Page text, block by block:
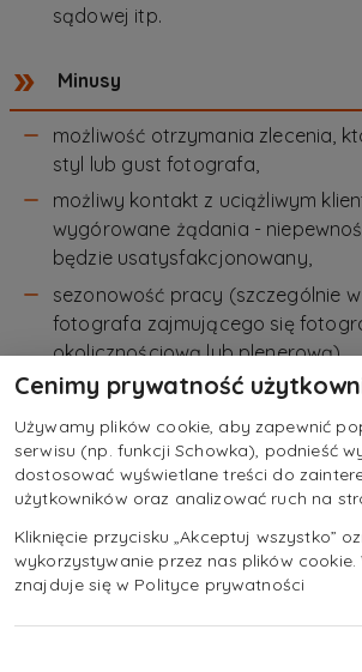
sądowej itp.
Minusy
możliwość otrzymania zlecenia,
styl lub gust fotografa,
możliwy kontakt z uciążliwym
wygórowane żądania -
będzie usatysfakcjonowany,
sezonowość pracy (szczególnie
fotografa zajmującego się
okolicznościową lub plenerową),
niepewne zarobki, brak stałej
konieczność posiadania
drogiego sprzętu,
nielimitowany czas pracy,
rosnąca konkurencja na rynku
praca pod presją czasu
Cenimy prywatność
Używamy plików cookie, aby zapewnić
serwisu (np. funkcji Schowka), podnieść
dostosować wyświetlane treści do
użytkowników oraz analizować ruch na
Kliknięcie przycisku „Akceptuj wszystko”
wykorzystywanie przez nas plików
znajduje się w Polityce prywatności